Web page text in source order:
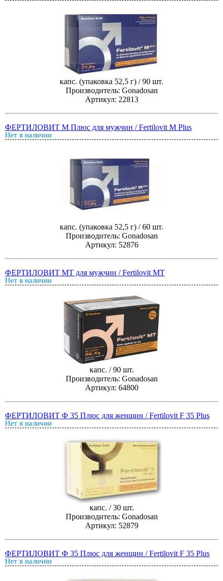
капс. (упаковка 52,5 г) / 90 шт.
Производитель: Gonadosan
Артикул: 22813
ФЕРТИЛОВИТ М Плюс для мужчин / Fertilovit M Plus
Нет в наличии
капс. (упаковка 52,5 г) / 60 шт.
Производитель: Gonadosan
Артикул: 52876
ФЕРТИЛОВИТ МТ для мужчин / Fertilovit MT
Нет в наличии
капс. / 90 шт.
Производитель: Gonadosan
Артикул: 64800
ФЕРТИЛОВИТ Ф 35 Плюс для женщин / Fertilovit F 35 Plus
Нет в наличии
капс. / 30 шт.
Производитель: Gonadosan
Артикул: 52879
ФЕРТИЛОВИТ Ф 35 Плюс для женщин / Fertilovit F 35 Plus
Нет в наличии